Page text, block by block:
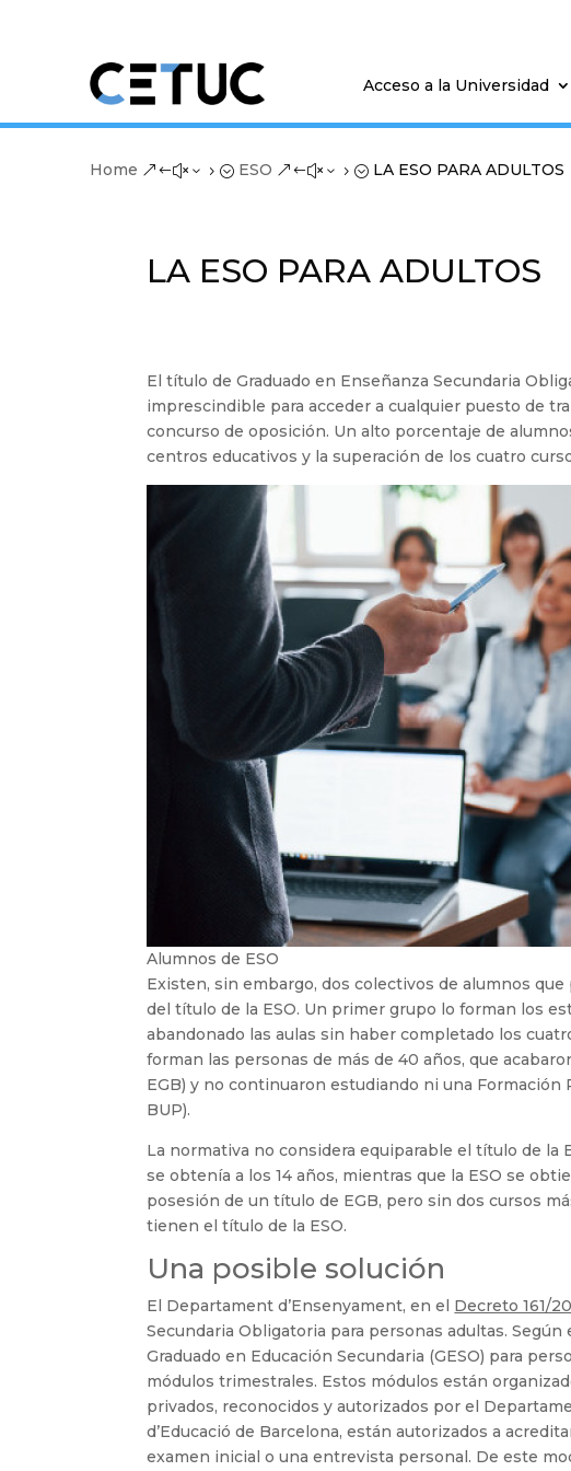
Acceso a la Universidad
Home &#x35; ESO &#x35; LA ESO PARA ADULTOS
LA ESO PARA ADULTOS
El título de Graduado en Enseñanza Secundaria
imprescindible para acceder a cualquier puesto de
concurso de oposición. Un alto porcentaje de
centros educativos y la superación de los cuatro
Alumnos de ESO
Existen, sin embargo, dos colectivos de alumnos
del título de la ESO. Un primer grupo lo forman los
abandonado las aulas sin haber completado los
forman las personas de más de 40 años, que
EGB) y no continuaron estudiando ni una
BUP).
La normativa no considera equiparable el título de la
se obtenía a los 14 años, mientras que la ESO se
posesión de un título de EGB, pero sin dos cursos
tienen el título de la ESO.
Una posible solución
El Departament d’Ensenyament, en el Decreto 161/
Secundaria Obligatoria para personas adultas.
Graduado en Educación Secundaria (GESO) para
módulos trimestrales. Estos módulos están
privados, reconocidos y autorizados por el
d’Educació de Barcelona, están autorizados a
examen inicial o una entrevista personal. De este